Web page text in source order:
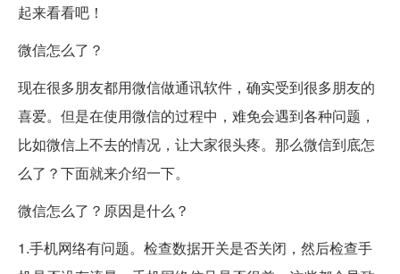
起来看看吧！
微信怎么了？
现在很多朋友都用微信做通讯软件，确实受到很多朋友的
喜爱。但是在使用微信的过程中，难免会遇到各种问题，
比如微信上不去的情况，让大家很头疼。那么微信到底怎
么了？下面就来介绍一下。
微信怎么了？原因是什么？
1.手机网络有问题。检查数据开关是否关闭，然后检查手